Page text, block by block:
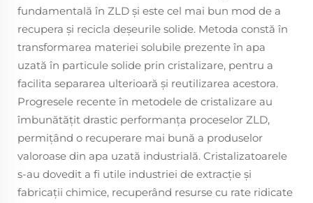
fundamentală în ZLD și este cel mai bun mod de a
recupera și recicla deșeurile solide. Metoda constă în
transformarea materiei solubile prezente în apa
uzată în particule solide prin cristalizare, pentru a
facilita separarea ulterioară și reutilizarea acestora.
Progresele recente în metodele de cristalizare au
îmbunătățit drastic performanța proceselor ZLD,
permițând o recuperare mai bună a produselor
valoroase din apa uzată industrială. Cristalizatoarele
s-au dovedit a fi utile industriei de extracție și
fabricații chimice, recuperând resurse cu rate ridicate